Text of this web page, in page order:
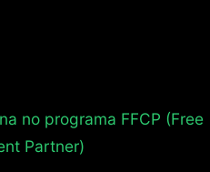
no programa FFCP (Free
Partner)